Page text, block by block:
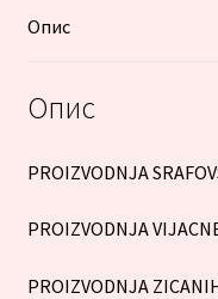
Опис
Опис
PROIZVODNJA
PROIZVODNJA
PROIZVODNJA